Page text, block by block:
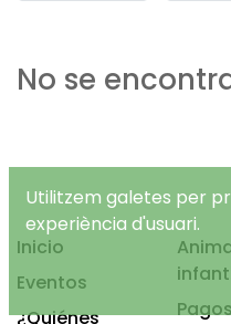
No se
Inicio
Eventos
¿Quiénes
Utilitzem galetes per
experiència d'usuari.